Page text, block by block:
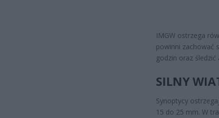
IMGW ostrzega
powinni zachować
godzin oraz
SILNY
Synoptycy
15 do 25 mm. W